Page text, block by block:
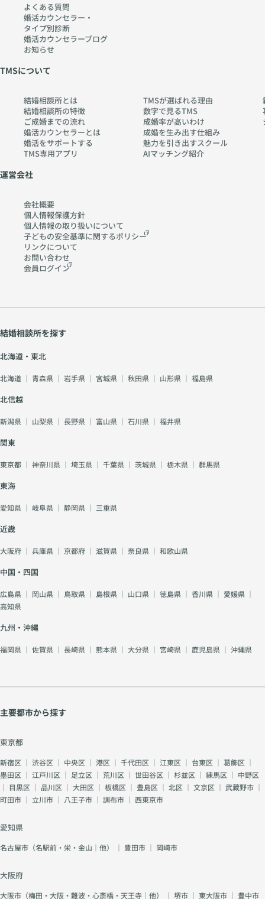
よくある質問
婚活カウンセラー・
タイプ別診断
婚活カウンセラーブログ
お知らせ
TMSについて
結婚相談所とは
結婚相談所の特徴
ご成婚までの流れ
婚活カウンセラーとは
婚活をサポートする
TMS専用アプリ
TMSが選ばれる理由
数字で見るTMS
成婚率が高いわけ
成婚を生み出す仕組み
魅力を引き出すスクール
AIマッチング紹介
運営会社
会社概要
個人情報保護方針
個人情報の取り扱いについて
子どもの安全基準に関するポリシー
リンクについて
お問い合わせ
会員ログイン
結婚相談所を探す
北海道・東北
北海道 ｜ 青森県 ｜ 岩手県 ｜ 宮城県 ｜ 秋田県 ｜ 山形県 ｜ 福島県
北信越
新潟県 ｜ 山梨県 ｜ 長野県 ｜ 富山県 ｜ 石川県 ｜ 福井県
関東
東京都 ｜ 神奈川県 ｜ 埼玉県 ｜ 千葉県 ｜ 茨城県 ｜ 栃木県 ｜ 群馬県
東海
愛知県 ｜ 岐阜県 ｜ 静岡県 ｜ 三重県
近畿
大阪府 ｜ 兵庫県 ｜ 京都府 ｜ 滋賀県 ｜ 奈良県 ｜ 和歌山県
中国・四国
広島県 ｜ 岡山県 ｜ 鳥取県 ｜ 島根県 ｜ 山口県 ｜ 徳島県 ｜ 香川県 ｜ 愛媛県 ｜
高知県
九州・沖縄
福岡県 ｜ 佐賀県 ｜ 長崎県 ｜ 熊本県 ｜ 大分県 ｜ 宮崎県 ｜ 鹿児島県 ｜ 沖縄県
主要都市から探す
東京都
新宿区 ｜ 渋谷区 ｜ 中央区 ｜ 港区 ｜ 千代田区 ｜ 江東区 ｜ 台東区 ｜ 葛飾区 ｜
墨田区 ｜ 江戸川区 ｜ 足立区 ｜ 荒川区 ｜ 世田谷区 ｜ 杉並区 ｜ 練馬区 ｜ 中野区
｜ 目黒区 ｜ 品川区 ｜ 大田区 ｜ 板橋区 ｜ 豊島区 ｜ 北区 ｜ 文京区 ｜ 武蔵野市 ｜
町田市 ｜ 立川市 ｜ 八王子市 ｜ 調布市 ｜ 西東京市
愛知県
名古屋市（名駅前・栄・金山｜他） ｜ 豊田市 ｜ 岡崎市
大阪府
大阪市（梅田・大阪・難波・心斎橋・天王寺｜他） ｜ 堺市 ｜ 東大阪市 ｜ 豊中市